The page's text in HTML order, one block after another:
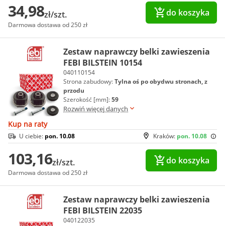
34,98zł/szt.
Darmowa dostawa od 250 zł
do koszyka
Zestaw naprawczy belki zawieszenia
FEBI BILSTEIN 10154
040110154
Strona zabudowy:Tylna oś po obydwu stronach, z
przodu
Szerokość [mm]:59
Rozwiń więcej danych
Kup na raty
Kraków: pon. 10.08
U ciebie: pon. 10.08
103,16zł/szt.
Darmowa dostawa od 250 zł
do koszyka
Zestaw naprawczy belki zawieszenia
FEBI BILSTEIN 22035
040122035